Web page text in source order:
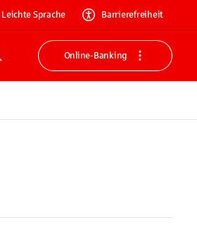
Leichte Sprache Barrierefreiheit
Suche
Online-Banking